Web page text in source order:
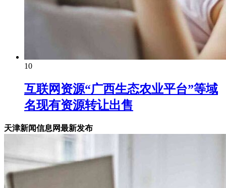
10
互联网资源“广西生态农业平台”等域
名现有资源转让出售
天津新闻信息网最新发布